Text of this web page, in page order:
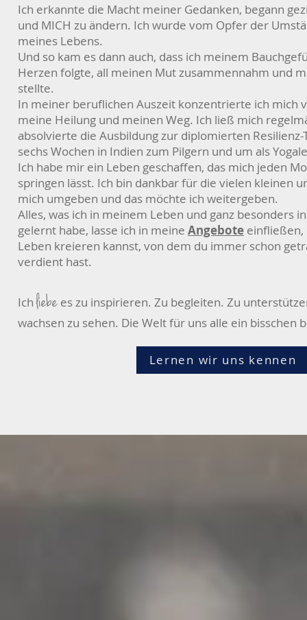
Ich erkannte die Macht meiner Gedanken, begann
und MICH zu ändern. Ich wurde vom Opfer der
meines Lebens.
Und so kam es dann auch, dass ich meinem
Herzen folgte, all meinen Mut zusammennahm und
stellte.
In meiner beruflichen Auszeit konzentrierte ich mich
meine Heilung und meinen Weg. Ich ließ mich
absolvierte die Ausbildung zur diplomierten
sechs Wochen in Indien zum Pilgern und um als
Ich habe mir ein Leben geschaffen, das mich jeden
springen lässt. Ich bin dankbar für die vielen kleinen
mich umgeben und das möchte ich weitergeben.
Alles, was ich in meinem Leben und ganz besonders
gelernt habe, lasse ich in meine Angebote einfließen,
Leben kreieren kannst, von dem du immer schon
verdient hast.
Ichliebe es zu inspirieren. Zu begleiten. Zu
wachsen zu sehen. Die Welt für uns alle ein bisschen
Lernen wir uns kennen